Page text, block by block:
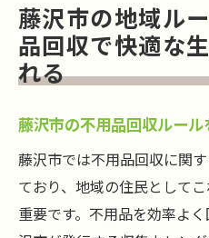
藤沢市の地域ル
品回収で快適な
れる
藤沢市の不用品回収ルー
藤沢市では不用品回収に関
ており、地域の住民として
重要です。不用品を効率よ